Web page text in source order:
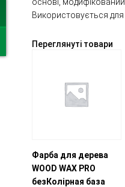
Використовується для
Переглянуті товари
Фарба для дерева
WOOD WAX PRO
безКолірная база